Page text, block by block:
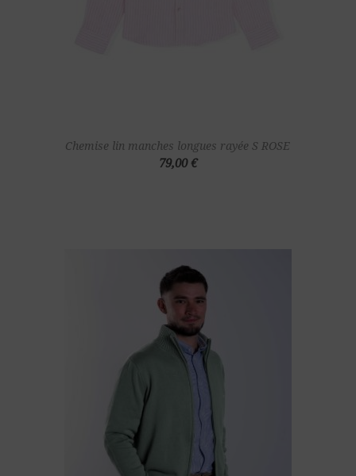
Chemise lin manches longues rayée S ROSE
79,00 €